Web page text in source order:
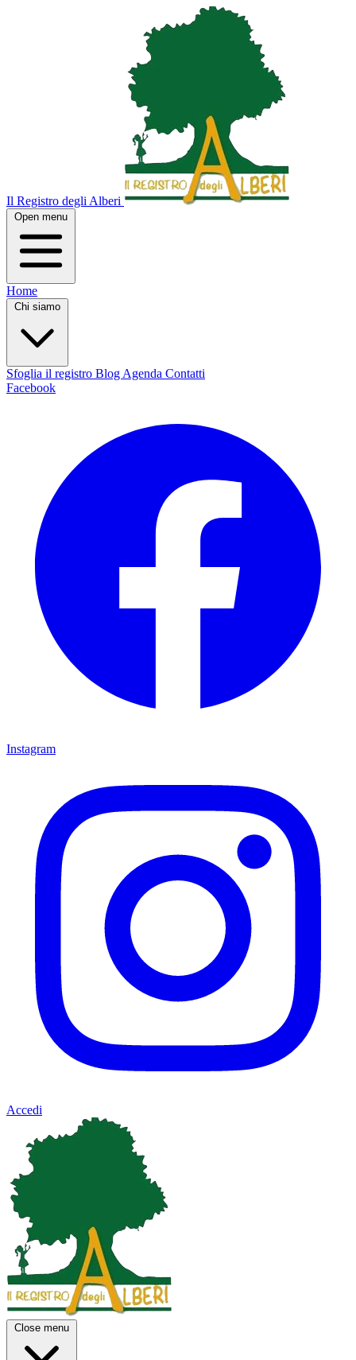
Il Registro degli Alberi
Open menu
Home
Chi siamo
Sfoglia il registro Blog Agenda Contatti
Facebook
Instagram
Accedi
Close menu